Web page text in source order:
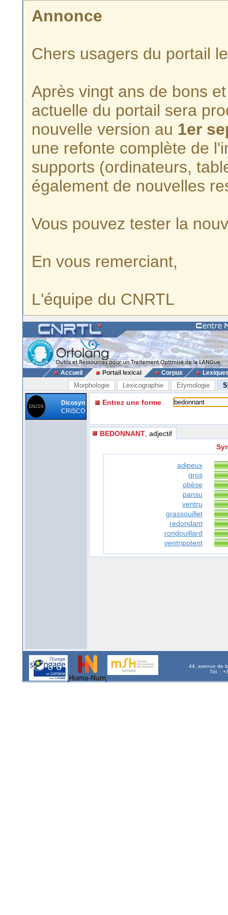
Annonce
Chers usagers du portail
Après vingt ans de bons
actuelle du portail sera
nouvelle version au 1er
une refonte complète de
supports (ordinateurs,
également de nouvelles
Vous pouvez tester la
En vous remerciant,
L'équipe du CNRTL
Accueil Portail lexical Corpus
Morphologie Lexicographie Etymologie
Dicosyn
CRISCO
Entrez une forme
BEDONNANT , adjectif
adipeux
gros
obèse
pansu
ventru
grassouillet
redondant
rondouillard
ventripotent
44, avenue de
Tél. :